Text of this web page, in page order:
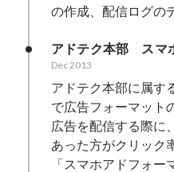
の作成、配信ログの
アドテク本部　スマ
Dec 2013
アドテク本部に属す
で広告フォーマット
広告を配信する際に
あった方がクリック
「スマホアドフォ